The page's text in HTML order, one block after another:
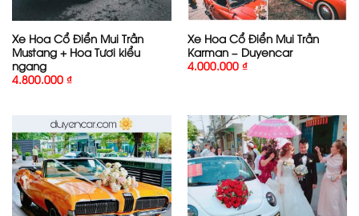
Xe Hoa Cổ Điển Mui Trần
Mustang + Hoa Tươi kiểu
ngang
4.800.000 ₫
Xe Hoa Cổ Điển Mui Trần
Karman – Duyencar
4.000.000 ₫